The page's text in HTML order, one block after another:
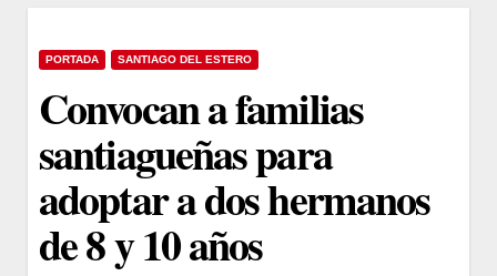
PORTADA SANTIAGO DEL ESTERO
Convocan a familias
santiagueñas para
adoptar a dos hermanos
de 8 y 10 años